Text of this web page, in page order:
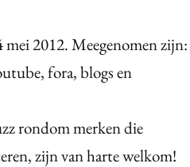
2012. Meegenomen zijn:
fora, blogs en
rondom merken die
zijn van harte welkom!